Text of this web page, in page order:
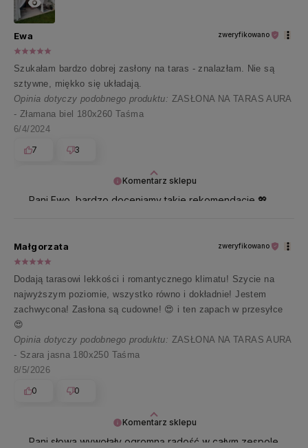
Komentarz sklepu
Pani Ewo, bardzo doceniamy takie rekomendacje 💖
Ewa zweryfikowano
Szukałam bardzo dobrej zasłony na taras - znalazłam. Nie są
sztywne, miękko się układają.
Opinia dotyczy podobnego produktu: ZASŁONA NA TARAS AURA
- Złamana biel 180x260 Taśma
6/4/2024
7
3
Komentarz sklepu
Pani słowa wywołały ogromną radość w całym zespole
Małgorzata zweryfikowano
Dodają tarasowi lekkości i romantycznego klimatu! Szycie na
najwyższym poziomie, wszystko równo i dokładnie! Jestem
zachwycona! Zasłona są cudowne! 😍 i ten zapach w przesyłce
😍
Opinia dotyczy podobnego produktu: ZASŁONA NA TARAS AURA
- Szara jasna 180x250 Taśma
8/5/2026
0
0